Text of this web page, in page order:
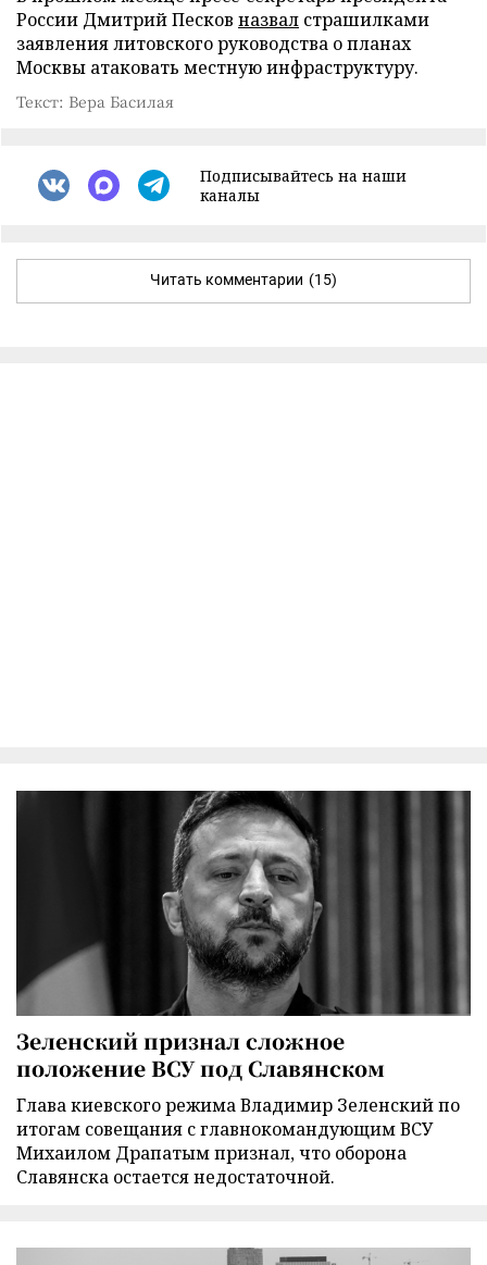
России Дмитрий Песков назвал страшилками
заявления литовского руководства о планах
Москвы атаковать местную инфраструктуру.
Текст: Вера Басилая
Подписывайтесь на наши
каналы
Читать комментарии (15)
Зеленский признал сложное
положение ВСУ под Славянском
Глава киевского режима Владимир Зеленский по
итогам совещания с главнокомандующим ВСУ
Михаилом Драпатым признал, что оборона
Славянска остается недостаточной.